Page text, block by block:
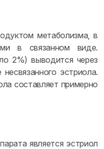
метаболизма, в
в связанном виде.
2%) выводится через
эстриола.
составляет примерно
является эстриол